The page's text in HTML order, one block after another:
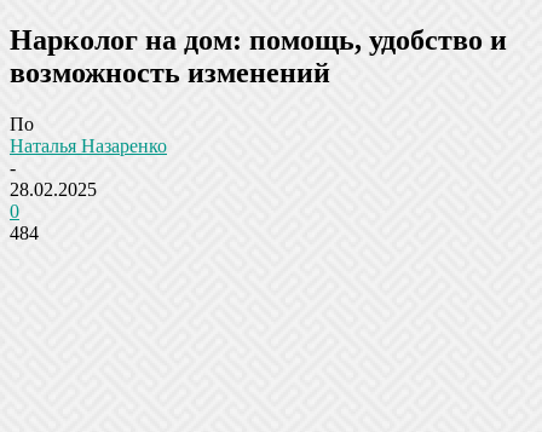
Нарколог на дом: помощь, удобство и
возможность изменений
По
Наталья Назаренко
-
28.02.2025
0
484